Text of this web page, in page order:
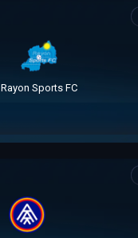
Rayon Sports FC